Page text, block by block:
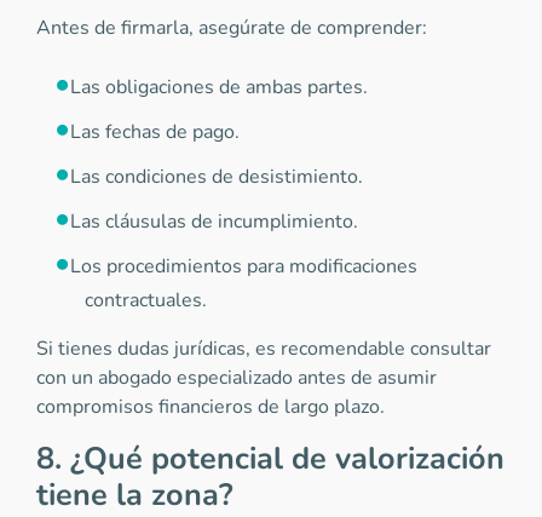
Antes de firmarla, asegúrate de comprender:
Las obligaciones de ambas partes.
Las fechas de pago.
Las condiciones de desistimiento.
Las cláusulas de incumplimiento.
Los procedimientos para modificaciones
contractuales.
Si tienes dudas jurídicas, es recomendable consultar
con un abogado especializado antes de asumir
compromisos financieros de largo plazo.
8. ¿Qué potencial de valorización
tiene la zona?